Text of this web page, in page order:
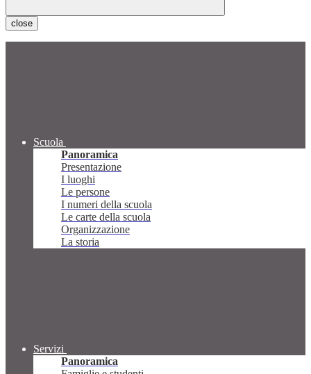
close
Scuola
Panoramica
Presentazione
I luoghi
Le persone
I numeri della scuola
Le carte della scuola
Organizzazione
La storia
Servizi
Panoramica